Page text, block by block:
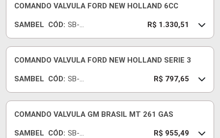
COMANDO VALVULA FORD NEW HOLLAND 6CC
SAMBEL CÓD: SB-
R$ 1.330,51
COMANDO VALVULA FORD NEW HOLLAND SERIE 3
SAMBEL CÓD: SB-
R$ 797,65
COMANDO VALVULA GM BRASIL MT 261 GAS
SAMBEL CÓD: SB-
R$ 955,49